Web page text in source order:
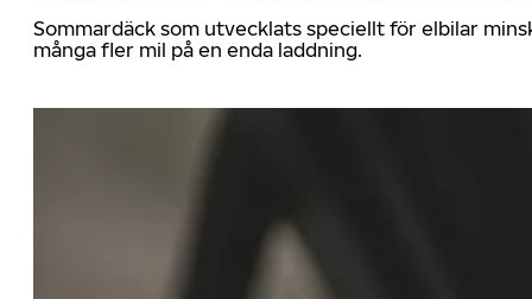
Sommardäck som utvecklats speciellt för elbilar
många fler mil på en enda laddning.